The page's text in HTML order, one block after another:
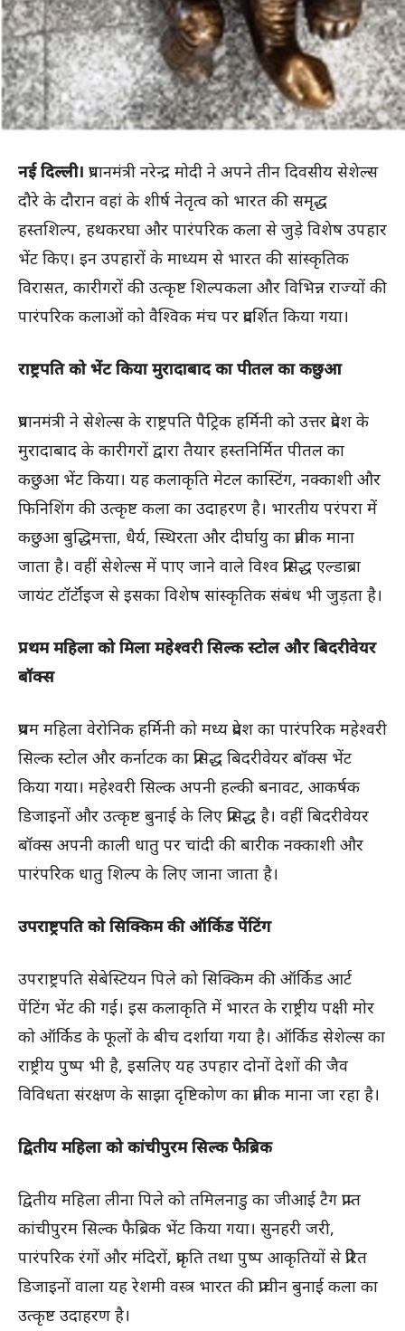
नई दिल्ली। प्रधानमंत्री नरेन्द्र मोदी ने अपने तीन दिवसीय सेशेल्स
दौरे के दौरान वहां के शीर्ष नेतृत्व को भारत की समृद्ध
हस्तशिल्प, हथकरघा और पारंपरिक कला से जुड़े विशेष उपहार
भेंट किए। इन उपहारों के माध्यम से भारत की सांस्कृतिक
विरासत, कारीगरों की उत्कृष्ट शिल्पकला और विभिन्न राज्यों की
पारंपरिक कलाओं को वैश्विक मंच पर प्रदर्शित किया गया।
राष्ट्रपति को भेंट किया मुरादाबाद का पीतल का कछुआ
प्रधानमंत्री ने सेशेल्स के राष्ट्रपति पैट्रिक हर्मिनी को उत्तर प्रदेश के
मुरादाबाद के कारीगरों द्वारा तैयार हस्तनिर्मित पीतल का
कछुआ भेंट किया। यह कलाकृति मेटल कास्टिंग, नक्काशी और
फिनिशिंग की उत्कृष्ट कला का उदाहरण है। भारतीय परंपरा में
कछुआ बुद्धिमत्ता, धैर्य, स्थिरता और दीर्घायु का प्रतीक माना
जाता है। वहीं सेशेल्स में पाए जाने वाले विश्व प्रसिद्ध एल्डाब्रा
जायंट टॉर्टॉइज से इसका विशेष सांस्कृतिक संबंध भी जुड़ता है।
प्रथम महिला को मिला महेश्वरी सिल्क स्टोल और बिदरीवेयर
बॉक्स
प्रथम महिला वेरोनिक हर्मिनी को मध्य प्रदेश का पारंपरिक महेश्वरी
सिल्क स्टोल और कर्नाटक का प्रसिद्ध बिदरीवेयर बॉक्स भेंट
किया गया। महेश्वरी सिल्क अपनी हल्की बनावट, आकर्षक
डिजाइनों और उत्कृष्ट बुनाई के लिए प्रसिद्ध है। वहीं बिदरीवेयर
बॉक्स अपनी काली धातु पर चांदी की बारीक नक्काशी और
पारंपरिक धातु शिल्प के लिए जाना जाता है।
उपराष्ट्रपति को सिक्किम की ऑर्किड पेंटिंग
उपराष्ट्रपति सेबेस्टियन पिले को सिक्किम की ऑर्किड आर्ट
पेंटिंग भेंट की गई। इस कलाकृति में भारत के राष्ट्रीय पक्षी मोर
को ऑर्किड के फूलों के बीच दर्शाया गया है। ऑर्किड सेशेल्स का
राष्ट्रीय पुष्प भी है, इसलिए यह उपहार दोनों देशों की जैव
विविधता संरक्षण के साझा दृष्टिकोण का प्रतीक माना जा रहा है।
द्वितीय महिला को कांचीपुरम सिल्क फैब्रिक
द्वितीय महिला लीना पिले को तमिलनाडु का जीआई टैग प्राप्त
कांचीपुरम सिल्क फैब्रिक भेंट किया गया। सुनहरी जरी,
पारंपरिक रंगों और मंदिरों, प्रकृति तथा पुष्प आकृतियों से प्रेरित
डिजाइनों वाला यह रेशमी वस्त्र भारत की प्राचीन बुनाई कला का
उत्कृष्ट उदाहरण है।